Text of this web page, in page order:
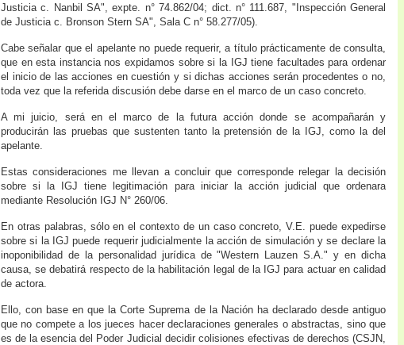
Justicia c. Nanbil SA", expte. n° 74.862/04; dict. n° 111.687, "Inspección General
de Justicia c. Bronson Stern SA", Sala C n° 58.277/05).
Cabe señalar que el apelante no puede requerir, a título prácticamente de consulta,
que en esta instancia nos expidamos sobre si la IGJ tiene facultades para ordenar
el inicio de las acciones en cuestión y si dichas acciones serán procedentes o no,
toda vez que la referida discusión debe darse en el marco de un caso concreto.
A mi juicio, será en el marco de la futura acción donde se acompañarán y
producirán las pruebas que sustenten tanto la pretensión de la IGJ, como la del
apelante.
Estas consideraciones me llevan a concluir que corresponde relegar la decisión
sobre si la IGJ tiene legitimación para iniciar la acción judicial que ordenara
mediante Resolución IGJ N° 260/06.
En otras palabras, sólo en el contexto de un caso concreto, V.E. puede expedirse
sobre si la IGJ puede requerir judicialmente la acción de simulación y se declare la
inoponibilidad de la personalidad jurídica de "Western Lauzen S.A." y en dicha
causa, se debatirá respecto de la habilitación legal de la IGJ para actuar en calidad
de actora.
Ello, con base en que la Corte Suprema de la Nación ha declarado desde antiguo
que no compete a los jueces hacer declaraciones generales o abstractas, sino que
es de la esencia del Poder Judicial decidir colisiones efectivas de derechos (CSJN,